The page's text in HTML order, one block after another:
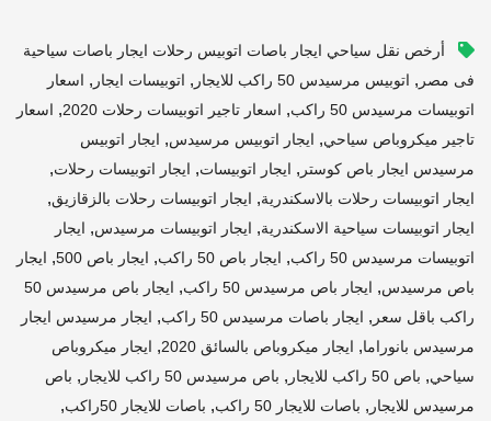
أرخص نقل سياحي ايجار باصات اتوبيس رحلات ايجار باصات سياحية
فى مصر , اتوبيس مرسيدس 50 راكب للايجار , اتوبيسات ايجار , اسعار
اتوبيسات مرسيدس 50 راكب
, اسعار تاجير اتوبيسات رحلات 2020 , اسعار
تاجير ميكروباص سياحي, ايجار اتوبيس مرسيدس, ايجار اتوبيس
مرسيدس ايجار باص كوستر , ايجار اتوبيسات, ايجار اتوبيسات رحلات,
ايجار اتوبيسات رحلات بالاسكندرية, ايجار اتوبيسات رحلات بالزقازيق,
ايجار اتوبيسات سياحية الاسكندرية, ايجار اتوبيسات مرسيدس, ايجار
اتوبيسات مرسيدس 50 راكب
, ايجار باص 50 راكب , ايجار باص 500 , ايجار
باص مرسيدس, ايجار باص مرسيدس 50 راكب ,
ايجار باص مرسيدس 50
راكب باقل سعر , ايجار باصات مرسيدس 50 راكب , ايجار مرسيدس ايجار
مرسيدس بانوراما, ايجار ميكروباص بالسائق 2020 , ايجار ميكروباص
سياحي, باص 50 راكب للايجار , باص مرسيدس 50 راكب للايجار , باص
مرسيدس للايجار , باصات للايجار 50 راكب , باصات للايجار 50راكب ,